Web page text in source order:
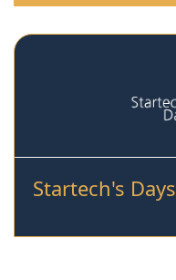
Startech's Days